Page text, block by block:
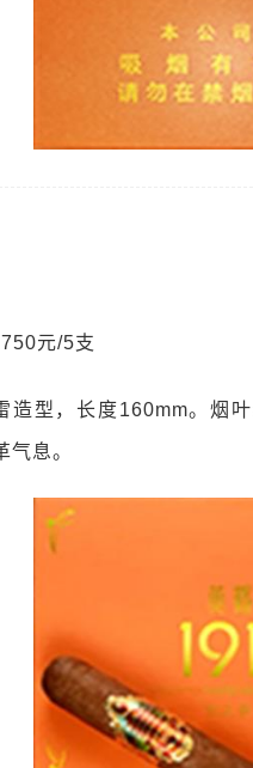
元/5支
造型，长度160mm。烟
气息。